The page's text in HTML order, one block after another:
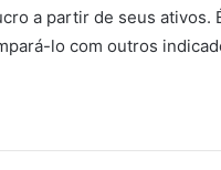
a partir de seus ativos.
lo com outros